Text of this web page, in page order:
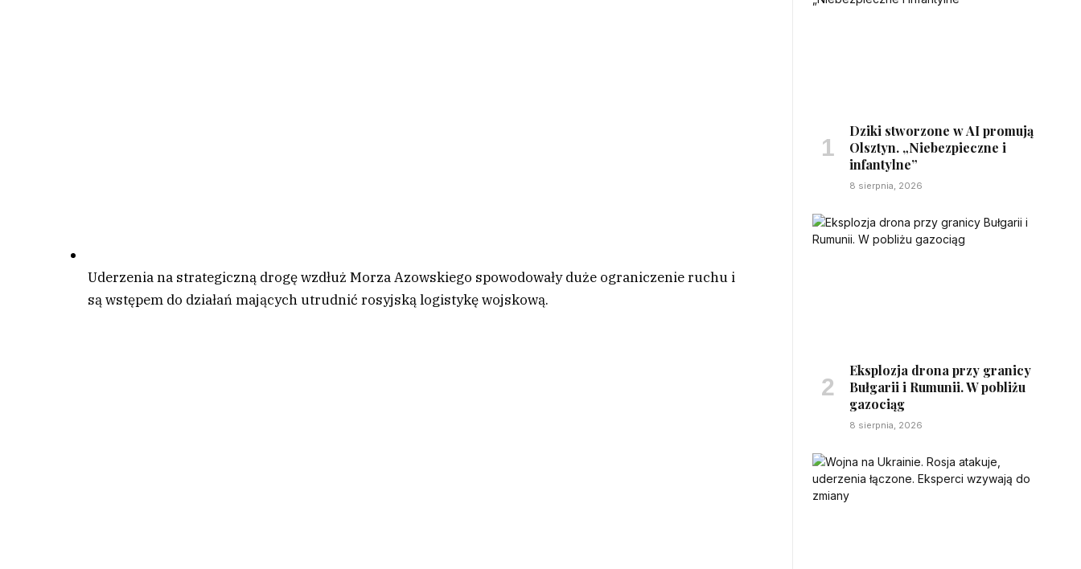
Uderzenia na strategiczną drogę wzdłuż Morza Azowskiego spowodowały duże ograniczenie ruchu i
są wstępem do działań mających utrudnić rosyjską logistykę wojskową.
Dziki stworzone w AI promują
Olsztyn. „Niebezpieczne i
infantylne”
8 sierpnia, 2026
Eksplozja drona przy granicy
Bułgarii i Rumunii. W pobliżu
gazociąg
8 sierpnia, 2026